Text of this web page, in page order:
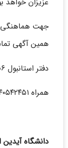
جهت هماهنگی
همین آگهی
دفتر استانبول ۰۰۹۰۲۱۲۸۵۲۰۹۰۶
همراه ۰۰۹۰۵۳۴۰۵۴۲۴۵۱
دانشگاه آیدین